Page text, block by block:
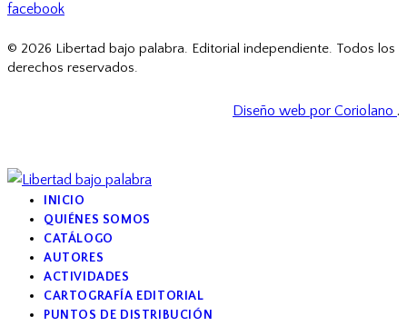
facebook
© 2026 Libertad bajo palabra. Editorial independiente. Todos los
derechos reservados.
Diseño web por Coriolano .
INICIO
QUIÉNES SOMOS
CATÁLOGO
AUTORES
ACTIVIDADES
CARTOGRAFÍA EDITORIAL
PUNTOS DE DISTRIBUCIÓN